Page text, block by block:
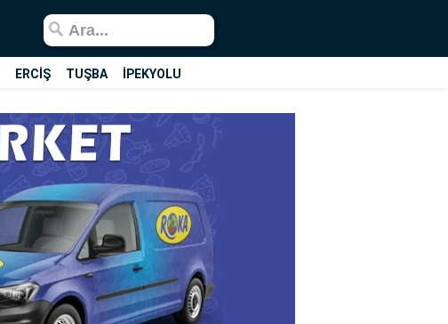
ERCİŞ TUŞBA İPEKYOLU